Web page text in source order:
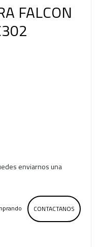
FALCON
enviarnos una
CONTACTANOS